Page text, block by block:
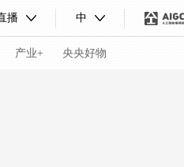
播 中
产业+ 央央好物